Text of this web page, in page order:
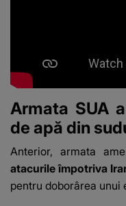
Armata SUA
de apă din
Anterior, armata
atacurile împotriva
pentru doborârea unui